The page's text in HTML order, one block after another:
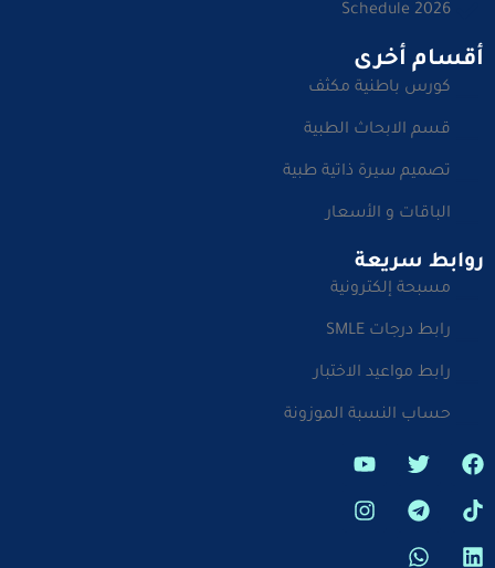
Schedule 2026
أقسام أخرى
كورس باطنية مكثف
قسم الابحاث الطبية
تصميم سيرة ذاتية طبية
الباقات و الأسعار
روابط سريعة
مسبحة إلكترونية
رابط درجات SMLE
رابط مواعيد الاختبار
حساب النسبة الموزونة